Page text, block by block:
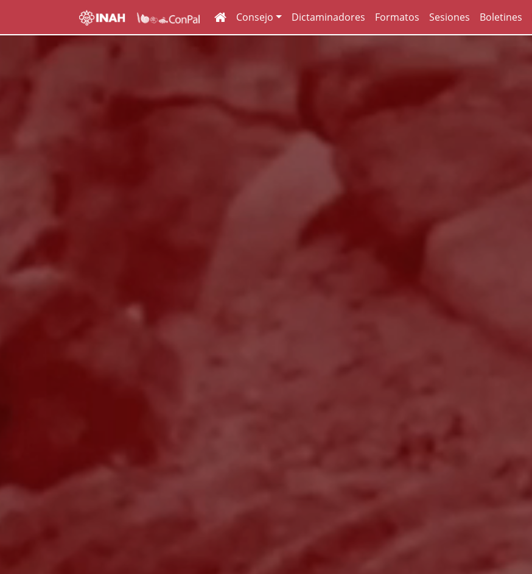
Consejo Dictaminadores Formatos Sesiones Boletines